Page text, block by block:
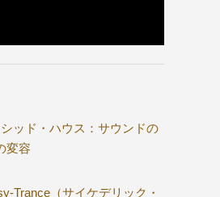
シッド・ハウス：サウンドの
変容
Trance（サイケデリック・